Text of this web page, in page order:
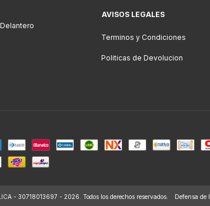
AVISOS LEGALES
Terminos y Condiciones
Politicas de Devolucion
- 30718013697 - 2026. Todos los derechos reservados. Defensa de